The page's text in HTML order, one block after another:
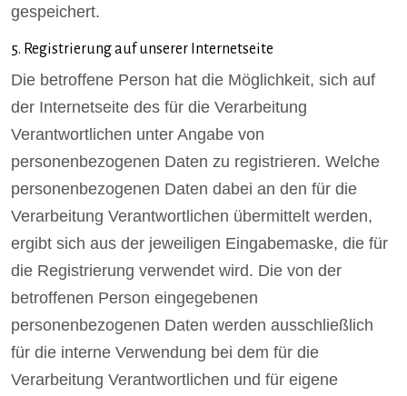
gespeichert.
5. Registrierung auf unserer Internetseite
Die betroffene Person hat die Möglichkeit, sich auf
der Internetseite des für die Verarbeitung
Verantwortlichen unter Angabe von
personenbezogenen Daten zu registrieren. Welche
personenbezogenen Daten dabei an den für die
Verarbeitung Verantwortlichen übermittelt werden,
ergibt sich aus der jeweiligen Eingabemaske, die für
die Registrierung verwendet wird. Die von der
betroffenen Person eingegebenen
personenbezogenen Daten werden ausschließlich
für die interne Verwendung bei dem für die
Verarbeitung Verantwortlichen und für eigene